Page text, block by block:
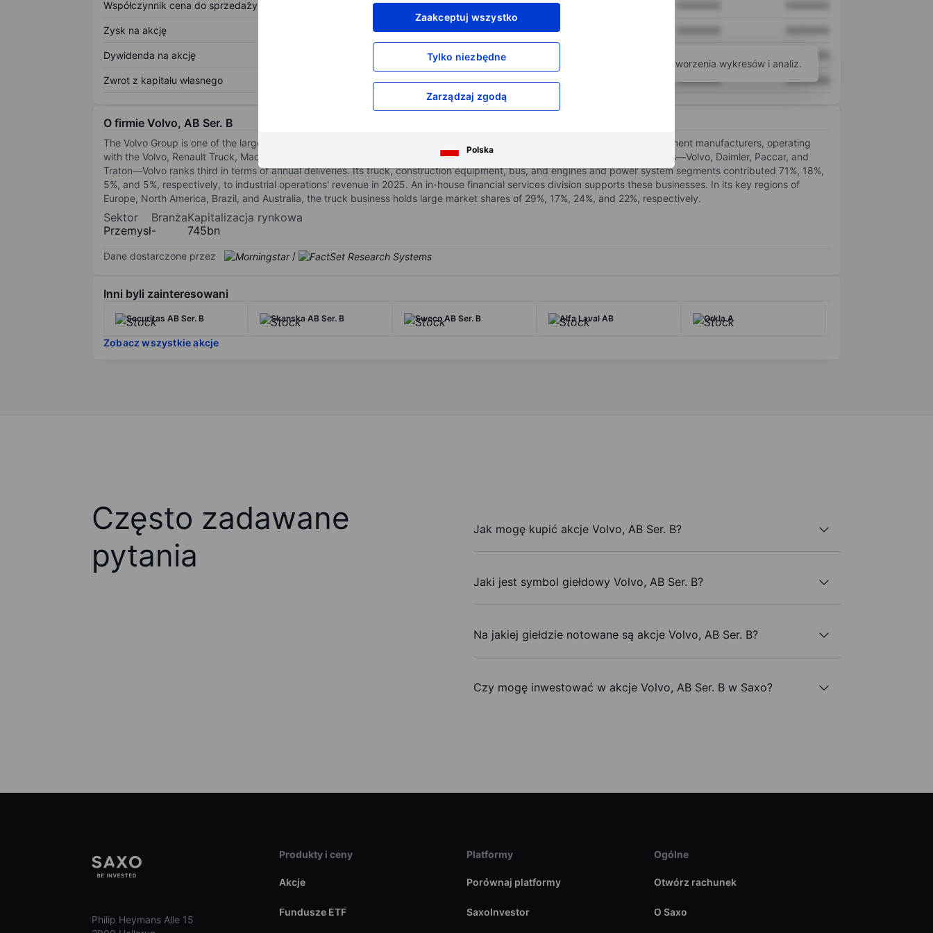
Zaakceptuj wszystko
Tylko niezbędne
Zarządzaj zgodą
Polska
Współczynnik cena do sprzedaży XXXXXXX
Zysk na akcję XXXXXXX
Dywidenda na akcję XXXXXXX
Zwrot z kapitału własnego XXXXXXX XXXXXXX XXXXXXX
Otwórz kontoaby uzyskać dostęp do większej ilości narzędzi do tworzenia wykresów i analiz.
O firmie Volvo, AB Ser. B
The Volvo Group is one of the largest global truck, bus, construction equipment, and engine and power system original equipment manufacturers, operating
with the Volvo, Renault Truck, Mack Trucks, Volvo Penta, and Nova Bus brands. Among the four largest Western global brands—Volvo, Daimler, Paccar, and
Traton—Volvo ranks third in terms of annual deliveries. Its truck, construction equipment, bus, and engines and power system segments contributed 71%, 18%,
5%, and 5%, respectively, to industrial operations' revenue in 2025. An in-house financial services division supports these businesses. In its key regions of
Europe, North America, Brazil, and Australia, the truck business holds large market shares of 29%, 17%, 24%, and 22%, respectively.
Sektor
Przemysł
Branża
-
Kapitalizacja rynkowa
745bn
Dane dostarczone przez /
Inni byli zainteresowani
Securitas AB Ser. B Skanska AB Ser. B Sweco AB Ser. B Alfa Laval AB Orkla A
Zobacz wszystkie akcje
Często zadawane
pytania
Jak mogę kupić akcje Volvo, AB Ser. B?
Jaki jest symbol giełdowy Volvo, AB Ser. B?
Na jakiej giełdzie notowane są akcje Volvo, AB Ser. B?
Czy mogę inwestować w akcje Volvo, AB Ser. B w Saxo?
Philip Heymans Alle 15
Produkty i ceny
Akcje
Fundusze ETF
Platformy
Porównaj platformy
SaxoInvestor
Ogólne
Otwórz rachunek
O Saxo